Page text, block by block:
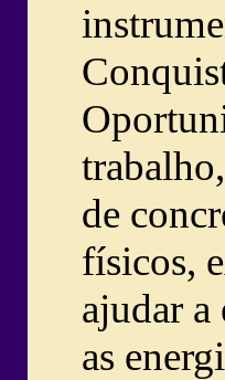
de
físicos,
ajudar a
as